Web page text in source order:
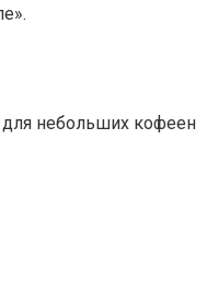
для небольших кофеен